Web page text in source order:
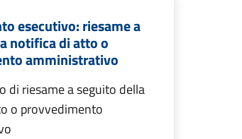
esecutivo: riesame a
notifica di atto o
amministrativo
di riesame a seguito della
o provvedimento